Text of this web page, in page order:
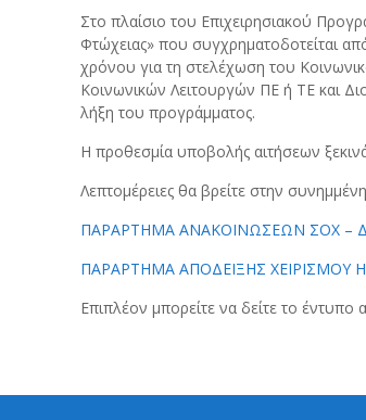
Στο πλαίσιο του Επιχειρησιακού
Φτώχειας» που συγχρηματοδοτείται
χρόνου για τη στελέχωση του
Κοινωνικών Λειτουργών ΠΕ ή ΤΕ και
λήξη του προγράμματος.
Η προθεσμία υποβολής αιτήσεων
Λεπτομέρειες θα βρείτε στην συνημμένη
ΠΑΡΑΡΤΗΜΑ ΑΝΑΚΟΙΝΩΣΕΩΝ ΣΟΧ –
ΠΑΡΑΡΤΗΜΑ ΑΠΟΔΕΙΞΗΣ ΧΕΙΡΙΣΜΟΥ
Επιπλέον μπορείτε να δείτε το έντυπο